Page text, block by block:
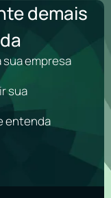
demais
sua empresa
sua
entenda